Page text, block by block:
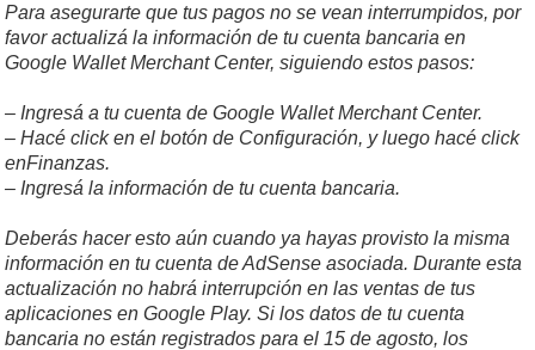
Para asegurarte que tus pagos no se vean interrumpidos, por
favor actualizá la información de tu cuenta bancaria en
Google Wallet Merchant Center, siguiendo estos pasos:
– Ingresá a tu cuenta de Google Wallet Merchant Center.
– Hacé click en el botón de Configuración, y luego hacé click
enFinanzas.
– Ingresá la información de tu cuenta bancaria.
Deberás hacer esto aún cuando ya hayas provisto la misma
información en tu cuenta de AdSense asociada. Durante esta
actualización no habrá interrupción en las ventas de tus
aplicaciones en Google Play. Si los datos de tu cuenta
bancaria no están registrados para el 15 de agosto, los